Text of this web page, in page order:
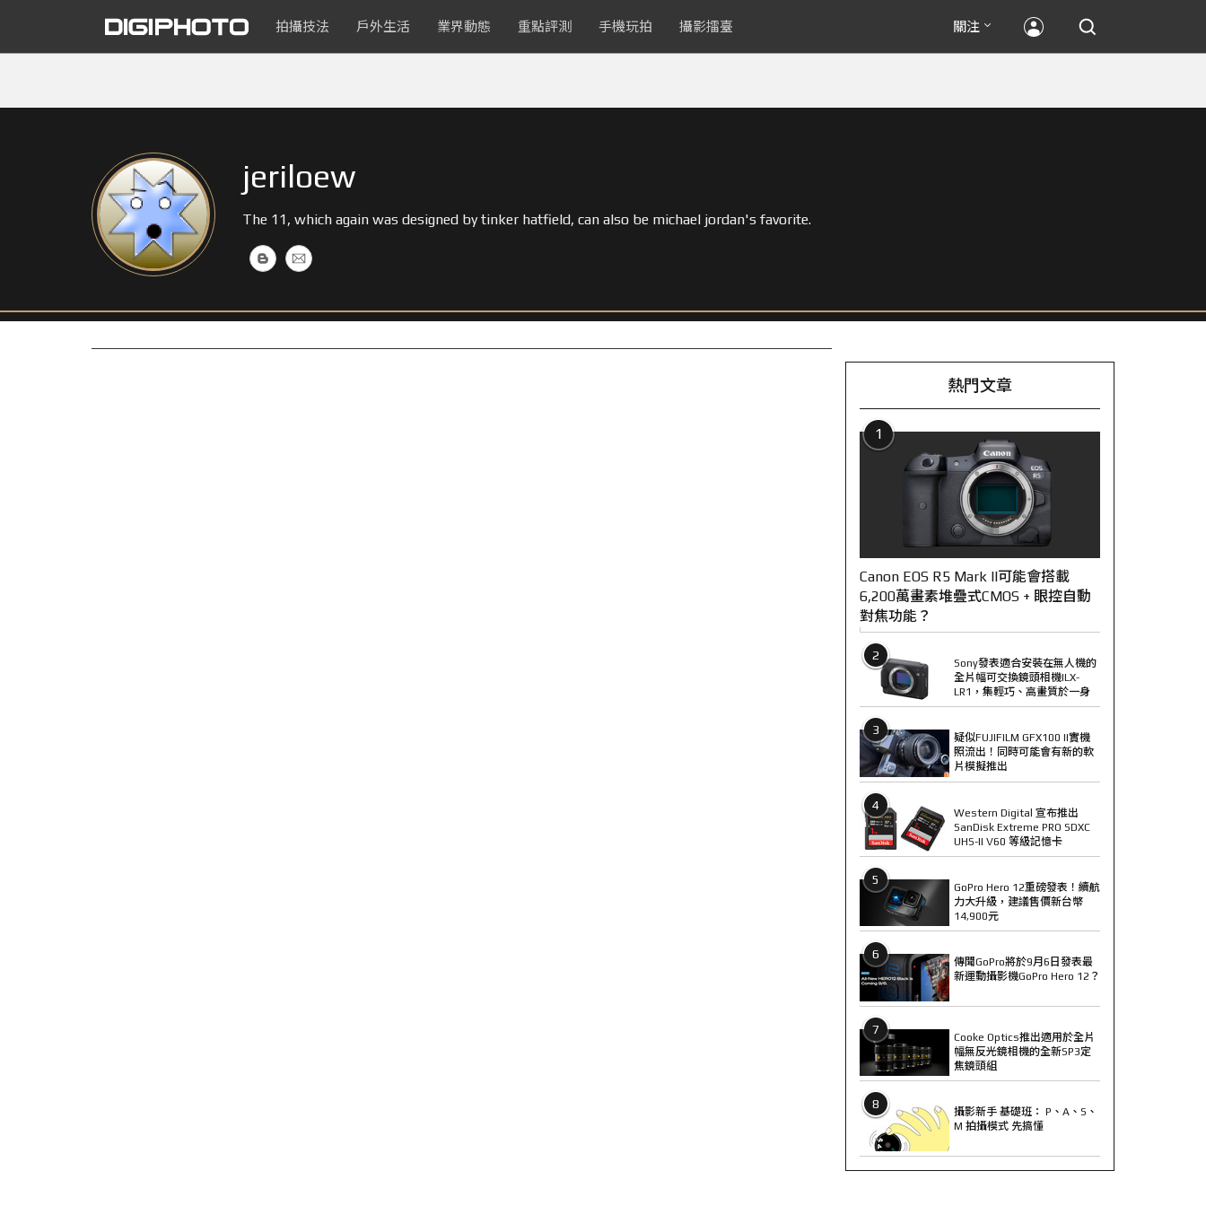
拍攝技法 戶外生活 業界動態 重點評測 手機玩拍 攝影擂臺 關注
jeriloew
The 11, which again was designed by tinker hatfield, can also be michael jordan's favorite.
熱門文章
1
Canon EOS R5 Mark II可能會搭載
6,200萬畫素堆疊式CMOS + 眼控自動
對焦功能？
2
Sony發表適合安裝在無人機的
全片幅可交換鏡頭相機ILX-
LR1，集輕巧、高畫質於一身
3
疑似FUJIFILM GFX100 II實機
照流出！同時可能會有新的軟
片模擬推出
4
Western Digital 宣布推出
SanDisk Extreme PRO SDXC
UHS-II V60 等級記憶卡
5
GoPro Hero 12重磅發表！續航
力大升級，建議售價新台幣
14,900元
6
傳聞GoPro將於9月6日發表最
新運動攝影機GoPro Hero 12？
7
Cooke Optics推出適用於全片
幅無反光鏡相機的全新SP3定
焦鏡頭組
8
攝影新手 基礎班： P、A、S、
M 拍攝模式 先搞懂